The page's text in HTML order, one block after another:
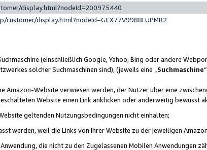
display.html?nodeId=200975440
display.html?nodeId=GCX77V9988LUPMB2
(einschließlich Google, Yahoo, Bing oder andere
solcher Suchmaschinen sind), (jeweils eine „ Suchmaschine
Amazon-Website verwiesen werden, der Nutzer über eine
Website einen Link anklicken oder anderweitig bewusst
geltenden Nutzungsbedingungen nicht einhalten;
werden, weil die Links von Ihrer Website zu der jeweiligen
die nicht zu den Zugelassenen Mobilen Anwendungen